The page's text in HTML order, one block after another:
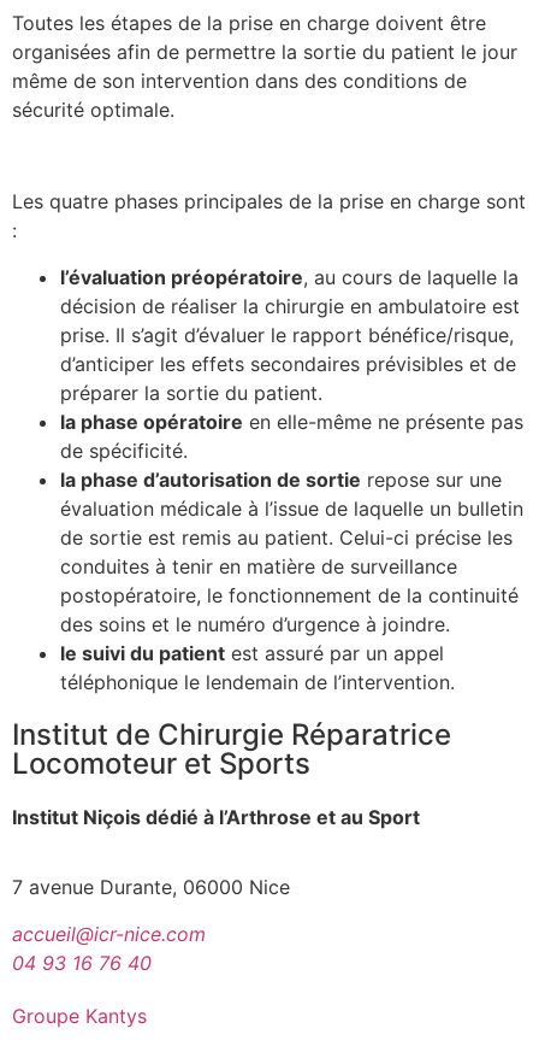
Toutes les étapes de la prise en charge doivent être
organisées afin de permettre la sortie du patient le jour
même de son intervention dans des conditions de
sécurité optimale.
Les quatre phases principales de la prise en charge sont
:
l’évaluation préopératoire, au cours de laquelle la
décision de réaliser la chirurgie en ambulatoire est
prise. Il s’agit d’évaluer le rapport bénéfice/risque,
d’anticiper les effets secondaires prévisibles et de
préparer la sortie du patient.
la phase opératoire en elle-même ne présente pas
de spécificité.
la phase d’autorisation de sortie repose sur une
évaluation médicale à l’issue de laquelle un bulletin
de sortie est remis au patient. Celui-ci précise les
conduites à tenir en matière de surveillance
postopératoire, le fonctionnement de la continuité
des soins et le numéro d’urgence à joindre.
le suivi du patient est assuré par un appel
téléphonique le lendemain de l’intervention.
Institut de Chirurgie Réparatrice
Locomoteur et Sports
Institut Niçois dédié à l’Arthrose et au Sport
7 avenue Durante, 06000 Nice
accueil@icr-nice.com
04 93 16 76 40
Groupe Kantys